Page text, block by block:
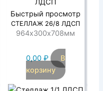
Быстрый просмотр
СТЕЛЛАЖ 26/8 ЛДСП
964х300х708мм
0,00 ₽
В
корзину